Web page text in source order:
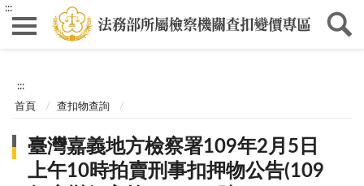
:::
:::
首頁 查扣物查詢
臺灣嘉義地方檢察署109年2月5日
上午10時拍賣刑事扣押物公告(109